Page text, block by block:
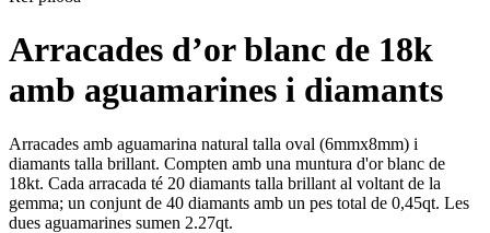
Arracades d’or blanc de 18k
amb aguamarines i diamants
Arracades amb aguamarina natural talla oval (6mmx8mm) i
diamants talla brillant. Compten amb una muntura d'or blanc de
18kt. Cada arracada té 20 diamants talla brillant al voltant de la
gemma; un conjunt de 40 diamants amb un pes total de 0,45qt. Les
dues aguamarines sumen 2.27qt.